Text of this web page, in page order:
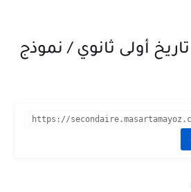
فرض مراقبة 2 تاريخ أولى ثانوي / نموذج